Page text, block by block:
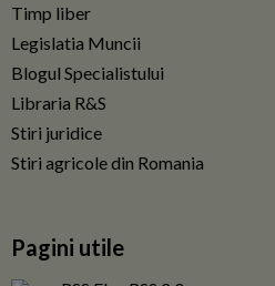
Timp liber
Legislatia Muncii
Blogul Specialistului
Libraria R&S
Stiri juridice
Stiri agricole din Romania
Pagini utile